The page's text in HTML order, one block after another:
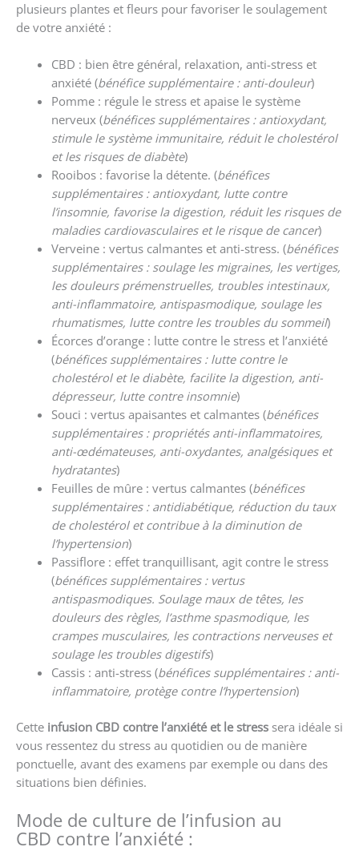
plusieurs plantes et fleurs pour favoriser le soulagement
de votre anxiété :
CBD : bien être général, relaxation, anti-stress et
anxiété (bénéfice supplémentaire : anti-douleur)
Pomme : régule le stress et apaise le système
nerveux (bénéfices supplémentaires : antioxydant,
stimule le système immunitaire, réduit le cholestérol
et les risques de diabète)
Rooibos : favorise la détente. (bénéfices
supplémentaires : antioxydant, lutte contre
l’insomnie, favorise la digestion, réduit les risques de
maladies cardiovasculaires et le risque de cancer)
Verveine : vertus calmantes et anti-stress. (bénéfices
supplémentaires : soulage les migraines, les vertiges,
les douleurs prémenstruelles, troubles intestinaux,
anti-inflammatoire, antispasmodique, soulage les
rhumatismes, lutte contre les troubles du sommeil)
Écorces d’orange : lutte contre le stress et l’anxiété
(bénéfices supplémentaires : lutte contre le
cholestérol et le diabète, facilite la digestion, anti-
dépresseur, lutte contre insomnie)
Souci : vertus apaisantes et calmantes (bénéfices
supplémentaires : propriétés anti-inflammatoires,
anti-œdémateuses, anti-oxydantes, analgésiques et
hydratantes)
Feuilles de mûre : vertus calmantes (bénéfices
supplémentaires : antidiabétique, réduction du taux
de cholestérol et contribue à la diminution de
l’hypertension)
Passiflore : effet tranquillisant, agit contre le stress
(bénéfices supplémentaires : vertus
antispasmodiques. Soulage maux de têtes, les
douleurs des règles, l’asthme spasmodique, les
crampes musculaires, les contractions nerveuses et
soulage les troubles digestifs)
Cassis : anti-stress (bénéfices supplémentaires : anti-
inflammatoire, protège contre l’hypertension)
Cette infusion CBD contre l’anxiété et le stress sera idéale si
vous ressentez du stress au quotidien ou de manière
ponctuelle, avant des examens par exemple ou dans des
situations bien définies.
Mode de culture de l’infusion au
CBD contre l’anxiété :